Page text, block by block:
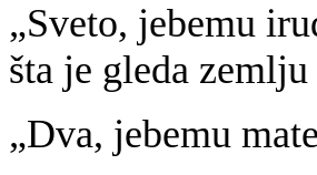
„Sveto, jebemu
šta je gleda
„Dva, jebemu